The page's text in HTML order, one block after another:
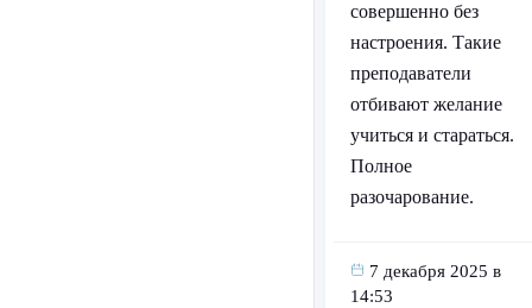
совершенно без
настроения. Такие
преподаватели
отбивают желание
учиться и стараться.
Полное
разочарование.
7 декабря 2025 в
14:53